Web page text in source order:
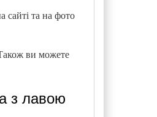
сайті та на фото
ви можете
з лавою